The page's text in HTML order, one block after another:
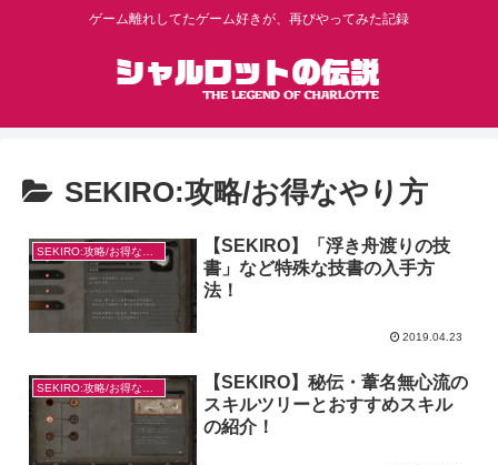
ゲーム離れしてたゲーム好きが、再びやってみた記録
SEKIRO:攻略/お得なやり方
SEKIRO:攻略/お得なやり方
【SEKIRO】「浮き舟渡りの技
書」など特殊な技書の入手方
法！
2019.04.23
【SEKIRO】秘伝・葦名無心流の
スキルツリーとおすすめスキル
の紹介！